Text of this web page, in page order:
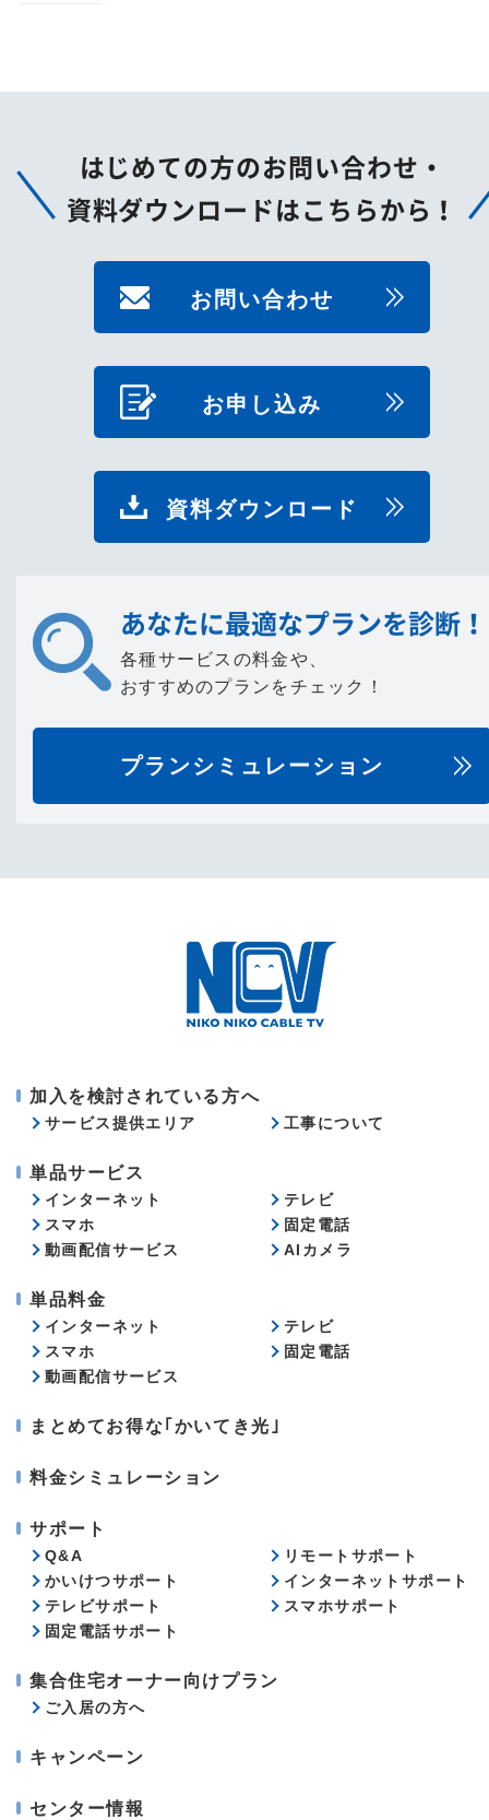
はじめての方のお問い合わせ・
資料ダウンロードはこちらから！
お問い合わせ
お申し込み
資料ダウンロード
あなたに最適なプランを診断！
各種サービスの料金や、
おすすめのプランをチェック！
プランシミュレーション
加入を検討されている方へ
サービス提供エリア 工事について
単品サービス
インターネット
テレビ
スマホ
固定電話
動画配信サービス
AIカメラ
単品料金
インターネット
テレビ
スマホ
固定電話
動画配信サービス
まとめてお得な｢かいてき光｣
料金シミュレーション
サポート
Q&A
リモートサポート
かいけつサポート
インターネットサポート
テレビサポート
スマホサポート
固定電話サポート
集合住宅オーナー向けプラン
ご入居の方へ
キャンペーン
センター情報